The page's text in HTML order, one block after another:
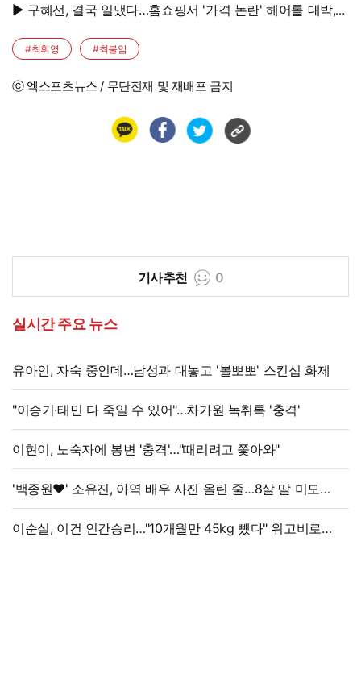
▶ 구혜선, 결국 일냈다…홈쇼핑서 '가격 논란' 헤어롤 대박,
#최휘영 #최불암
ⓒ 엑스포츠뉴스 / 무단전재 및 재배포 금지
기사추천 0
실시간 주요 뉴스
유아인, 자숙 중인데…남성과 대놓고 '볼뽀뽀' 스킨십 화제
"이승기·태민 다 죽일 수 있어"…차가원 녹취록 '충격'
이현이, 노숙자에 봉변 '충격'…"때리려고 쫓아와"
'백종원♥' 소유진, 아역 배우 사진 올린 줄…8살 딸 미모
대박, 연예인 시켜도 되겠어
이순실, 이건 인간승리…"10개월만 45kg 뺐다" 위고비로